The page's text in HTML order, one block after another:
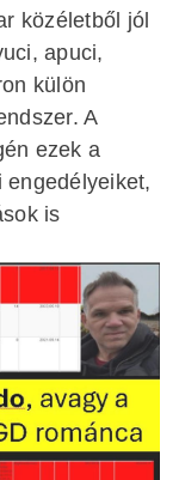
közéletből jól
apuci,
külön
A
ezek a
is